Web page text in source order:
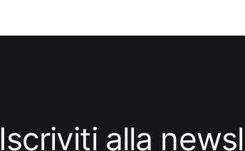
Iscriviti alla